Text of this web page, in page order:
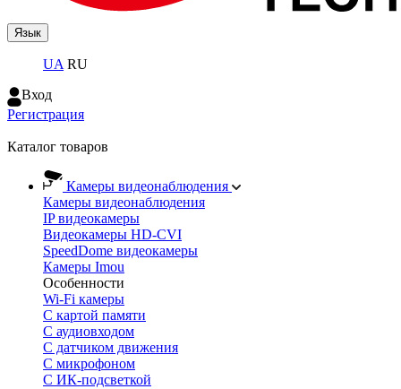
Язык
UA RU
Вход
Регистрация
Каталог товаров
Камеры видеонаблюдения
Камеры видеонаблюдения
IP видеокамеры
Видеокамеры HD-CVI
SpeedDome видеокамеры
Камеры Imou
Особенности
Wi-Fi камеры
С картой памяти
С аудиовходом
С датчиком движения
С микрофоном
С ИК-подсветкой